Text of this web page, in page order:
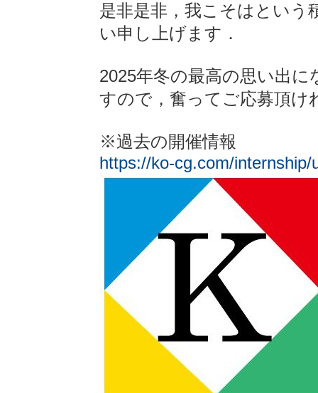
是非是非，我こそはという
い申し上げます．
2025年冬の最高の思い出
すので，奮ってご応募頂け
※過去の開催情報
https://ko-cg.com/